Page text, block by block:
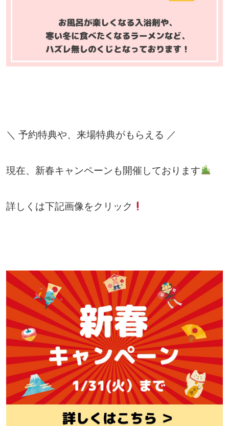
＼ 予約特典や、来場特典がもらえる ／
現在、新春キャンペーンも開催しております
詳しくは下記画像をクリック